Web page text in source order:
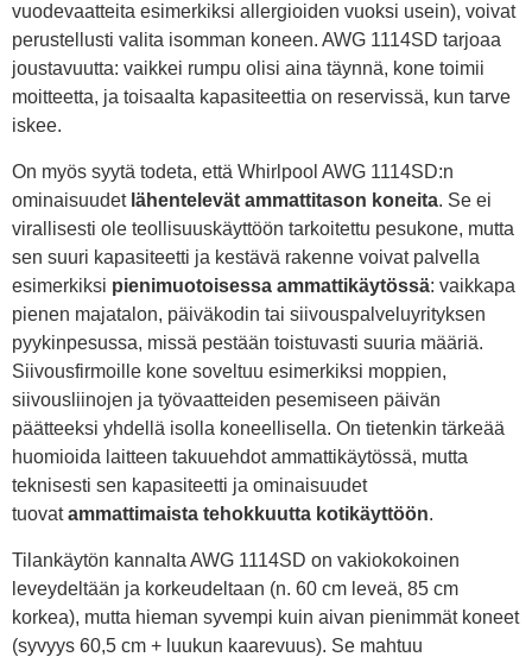
vuodevaatteita esimerkiksi allergioiden vuoksi usein), voivat
perustellusti valita isomman koneen. AWG 1114SD tarjoaa
joustavuutta: vaikkei rumpu olisi aina täynnä, kone toimii
moitteetta, ja toisaalta kapasiteettia on reservissä, kun tarve
iskee.
On myös syytä todeta, että Whirlpool AWG 1114SD:n
ominaisuudet lähentelevät ammattitason koneita. Se ei
virallisesti ole teollisuuskäyttöön tarkoitettu pesukone, mutta
sen suuri kapasiteetti ja kestävä rakenne voivat palvella
esimerkiksi pienimuotoisessa ammattikäytössä: vaikkapa
pienen majatalon, päiväkodin tai siivouspalveluyrityksen
pyykinpesussa, missä pestään toistuvasti suuria määriä.
Siivousfirmoille kone soveltuu esimerkiksi moppien,
siivousliinojen ja työvaatteiden pesemiseen päivän
päätteeksi yhdellä isolla koneellisella. On tietenkin tärkeää
huomioida laitteen takuuehdot ammattikäytössä, mutta
teknisesti sen kapasiteetti ja ominaisuudet
tuovatammattimaista tehokkuutta kotikäyttöön.
Tilankäytön kannalta AWG 1114SD on vakiokokoinen
leveydeltään ja korkeudeltaan (n. 60 cm leveä, 85 cm
korkea), mutta hieman syvempi kuin aivan pienimmät koneet
(syvyys 60,5 cm + luukun kaarevuus). Se mahtuu